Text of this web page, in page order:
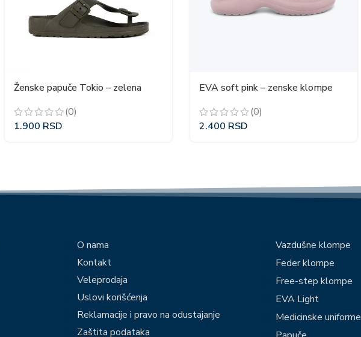
Ženske papuče Tokio – zelena
(0)
1.900 RSD
EVA soft pink – zenske klompe
(0)
2.400 RSD
O nama
Kontakt
Veleprodaja
Uslovi korišćenja
Reklamacije i pravo na odustajanje
Zaštita podataka
Vazdušne klompe
Feder klompe
Free-step klompe
EVA Light
Medicinske uniforme